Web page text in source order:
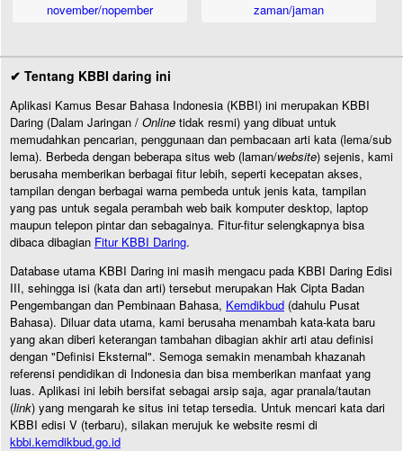
november/nopember
zaman/jaman
✔ Tentang KBBI daring ini
Aplikasi Kamus Besar Bahasa Indonesia (KBBI) ini merupakan KBBI
Daring (Dalam Jaringan / Online tidak resmi) yang dibuat untuk
memudahkan pencarian, penggunaan dan pembacaan arti kata (lema/sub
lema). Berbeda dengan beberapa situs web (laman/website) sejenis, kami
berusaha memberikan berbagai fitur lebih, seperti kecepatan akses,
tampilan dengan berbagai warna pembeda untuk jenis kata, tampilan
yang pas untuk segala perambah web baik komputer desktop, laptop
maupun telepon pintar dan sebagainya. Fitur-fitur selengkapnya bisa
dibaca dibagian Fitur KBBI Daring.
Database utama KBBI Daring ini masih mengacu pada KBBI Daring Edisi
III, sehingga isi (kata dan arti) tersebut merupakan Hak Cipta Badan
Pengembangan dan Pembinaan Bahasa, Kemdikbud (dahulu Pusat
Bahasa). Diluar data utama, kami berusaha menambah kata-kata baru
yang akan diberi keterangan tambahan dibagian akhir arti atau definisi
dengan "Definisi Eksternal". Semoga semakin menambah khazanah
referensi pendidikan di Indonesia dan bisa memberikan manfaat yang
luas. Aplikasi ini lebih bersifat sebagai arsip saja, agar pranala/tautan
(link) yang mengarah ke situs ini tetap tersedia. Untuk mencari kata dari
KBBI edisi V (terbaru), silakan merujuk ke website resmi di
kbbi.kemdikbud.go.id